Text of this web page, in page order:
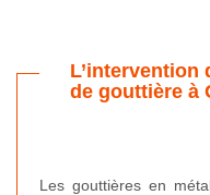
L’intervention
de gouttière à
Les gouttières en